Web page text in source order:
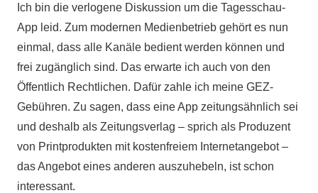
Ich bin die verlogene Diskussion um die Tagesschau-
App leid. Zum modernen Medienbetrieb gehört es nun
einmal, dass alle Kanäle bedient werden können und
frei zugänglich sind. Das erwarte ich auch von den
Öffentlich Rechtlichen. Dafür zahle ich meine GEZ-
Gebühren. Zu sagen, dass eine App zeitungsähnlich sei
und deshalb als Zeitungsverlag – sprich als Produzent
von Printprodukten mit kostenfreiem Internetangebot –
das Angebot eines anderen auszuhebeln, ist schon
interessant.